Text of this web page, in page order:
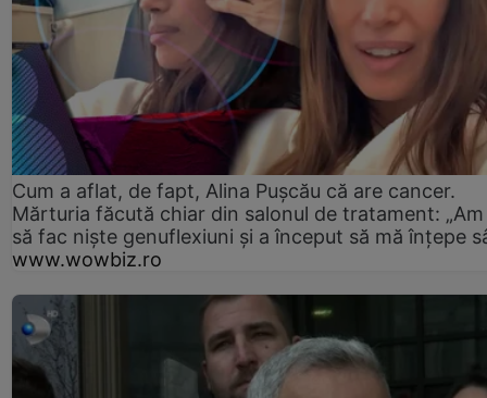
Cum a aflat, de fapt, Alina Pușcău că are cancer.
Mărturia făcută chiar din salonul de tratament:
să fac niște genuflexiuni și a început să mă înțepe
www.wowbiz.ro